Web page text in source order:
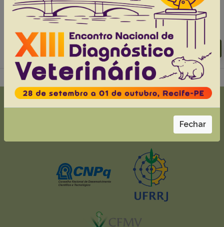
Silva W.D.M.
Ferreira D.L. Colodel E.M. Furlan F.H.
Go to 44(0), 2024
Download article |
Fechar